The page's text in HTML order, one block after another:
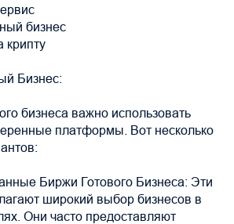
бизнес
крипту
Бизнес:
бизнеса важно использовать
платформы. Вот несколько
Биржи Готового Бизнеса: Эти
широкий выбор бизнесов в
Они часто предоставляют